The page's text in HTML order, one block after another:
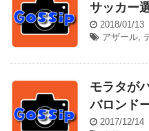
サッカー
2018/01/13
アザール,
モラタが
バロンド
2017/12/14